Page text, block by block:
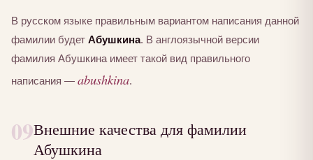
В русском языке правильным вариантом написания данной
фамилии будет Абушкина. В англоязычной версии
фамилия Абушкина имеет такой вид правильного
написания — abushkina.
09Внешние качества для фамилии
Абушкина